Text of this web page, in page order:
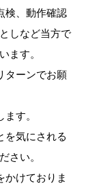
検、動作確認
しなど当方で
ます。
ターンでお願
す。
を気にされる
さい。
かけておりま